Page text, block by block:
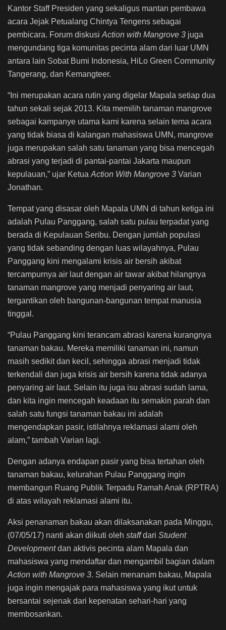
Kantor Staff Presiden yang sekaligus mantan pembawa
acara Jejak Petualang Chintya Tengens sebagai
pembicara. Forum diskusi Action with Mangrove 3 juga
mengundang tiga komunitas pecinta alam dari luar UMN
antara lain Sobat Bumi Indonesia, HiLo Green Community
Tangerang, dan Kemangteer.
“Ini merupakan acara rutin yang digelar Mapala setiap dua
tahun sekali sejak 2013. Kita memilih tanaman mangrove
sebagai kampanye utama kami karena selain tema acara
yang tidak biasa di kalangan mahasiswa UMN, mangrove
juga merupakan salah satu tanaman yang bisa mencegah
abrasi yang terjadi di pantai-pantai Jakarta maupun
kepulauan,” ujar Ketua Action With Mangrove 3 Varian
Jonathan.
Tempat yang disasar oleh Mapala UMN di tahun ketiga ini
adalah Pulau Panggang, salah satu pulau terpadat yang
berada di Kepulauan Seribu. Dengan jumlah populasi
yang tidak sebanding dengan luas wilayahnya, Pulau
Panggang kini mengalami krisis air bersih akibat
tercampurnya air laut dengan air tawar akibat hilangnya
tanaman mangrove yang menjadi penyaring air laut,
tergantikan oleh bangunan-bangunan tempat manusia
tinggal.
“Pulau Panggang kini terancam abrasi karena kurangnya
tanaman bakau. Mereka memiliki tanaman ini, namun
masih sedikit dan kecil, sehingga abrasi menjadi tidak
terkendali dan juga krisis air bersih karena tidak adanya
penyaring air laut. Selain itu juga isu abrasi sudah lama,
dan kita ingin mencegah keadaan itu semakin parah dan
salah satu fungsi tanaman bakau ini adalah
mengendapkan pasir, istilahnya reklamasi alami oleh
alam,” tambah Varian lagi.
Dengan adanya endapan pasir yang bisa tertahan oleh
tanaman bakau, kelurahan Pulau Panggang ingin
membangun Ruang Publik Terpadu Ramah Anak (RPTRA)
di atas wilayah reklamasi alami itu.
Aksi penanaman bakau akan dilaksanakan pada Minggu,
(07/05/17) nanti akan diikuti oleh staffdari Student
Developmentdan aktivis pecinta alam Mapala dan
mahasiswa yang mendaftar dan mengambil bagian dalam
Action with Mangrove 3. Selain menanam bakau, Mapala
juga ingin mengajak para mahasiswa yang ikut untuk
bersantai sejenak dari kepenatan sehari-hari yang
membosankan.